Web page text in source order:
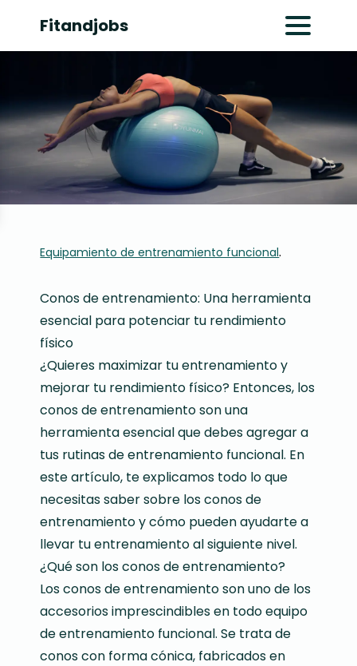
Fitandjobs Abrir menú
Equipamiento de entrenamiento funcional.
Conos de entrenamiento: Una herramienta
esencial para potenciar tu rendimiento
físico
¿Quieres maximizar tu entrenamiento y
mejorar tu rendimiento físico? Entonces, los
conos de entrenamiento son una
herramienta esencial que debes agregar a
tus rutinas de entrenamiento funcional. En
este artículo, te explicamos todo lo que
necesitas saber sobre los conos de
entrenamiento y cómo pueden ayudarte a
llevar tu entrenamiento al siguiente nivel.
¿Qué son los conos de entrenamiento?
Los conos de entrenamiento son uno de los
accesorios imprescindibles en todo equipo
de entrenamiento funcional. Se trata de
conos con forma cónica, fabricados en